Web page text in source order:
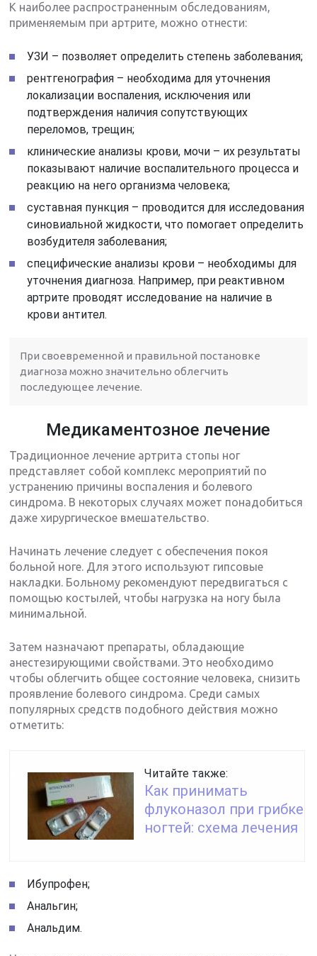
К наиболее распространенным обследованиям,
применяемым при артрите, можно отнести:
УЗИ – позволяет определить степень заболевания;
рентгенография – необходима для уточнения
локализации воспаления, исключения или
подтверждения наличия сопутствующих
переломов, трещин;
клинические анализы крови, мочи – их результаты
показывают наличие воспалительного процесса и
реакцию на него организма человека;
суставная пункция – проводится для исследования
синовиальной жидкости, что помогает определить
возбудителя заболевания;
специфические анализы крови – необходимы для
уточнения диагноза. Например, при реактивном
артрите проводят исследование на наличие в
крови антител.
При своевременной и правильной постановке
диагноза можно значительно облегчить
последующее лечение.
Медикаментозное лечение
Традиционное лечение артрита стопы ног
представляет собой комплекс мероприятий по
устранению причины воспаления и болевого
синдрома. В некоторых случаях может понадобиться
даже хирургическое вмешательство.
Начинать лечение следует с обеспечения покоя
больной ноге. Для этого используют гипсовые
накладки. Больному рекомендуют передвигаться с
помощью костылей, чтобы нагрузка на ногу была
минимальной.
Затем назначают препараты, обладающие
анестезирующими свойствами. Это необходимо
чтобы облегчить общее состояние человека, снизить
проявление болевого синдрома. Среди самых
популярных средств подобного действия можно
отметить:
Читайте также:
Как принимать
флуконазол при грибке
ногтей: схема лечения
Ибупрофен;
Анальгин;
Анальдим.